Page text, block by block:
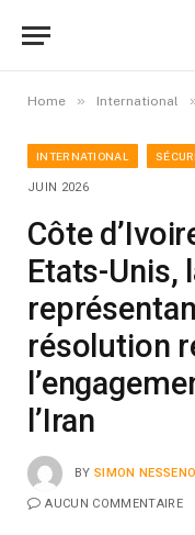
Home » International
INTERNATIONAL
JUIN 2026
Côte
Etats-Unis,
résolution
l’Iran
BY SIMON
AUCUN COMMENTAIRE